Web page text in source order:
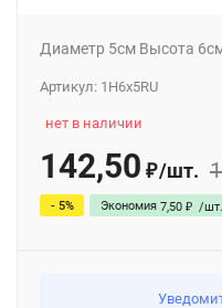
Диаметр 5см Высота
Артикул: 1H6x5RU
нет в наличии
142,50 ₽/шт.
- 5% Экономия 7,50 ₽ /шт.